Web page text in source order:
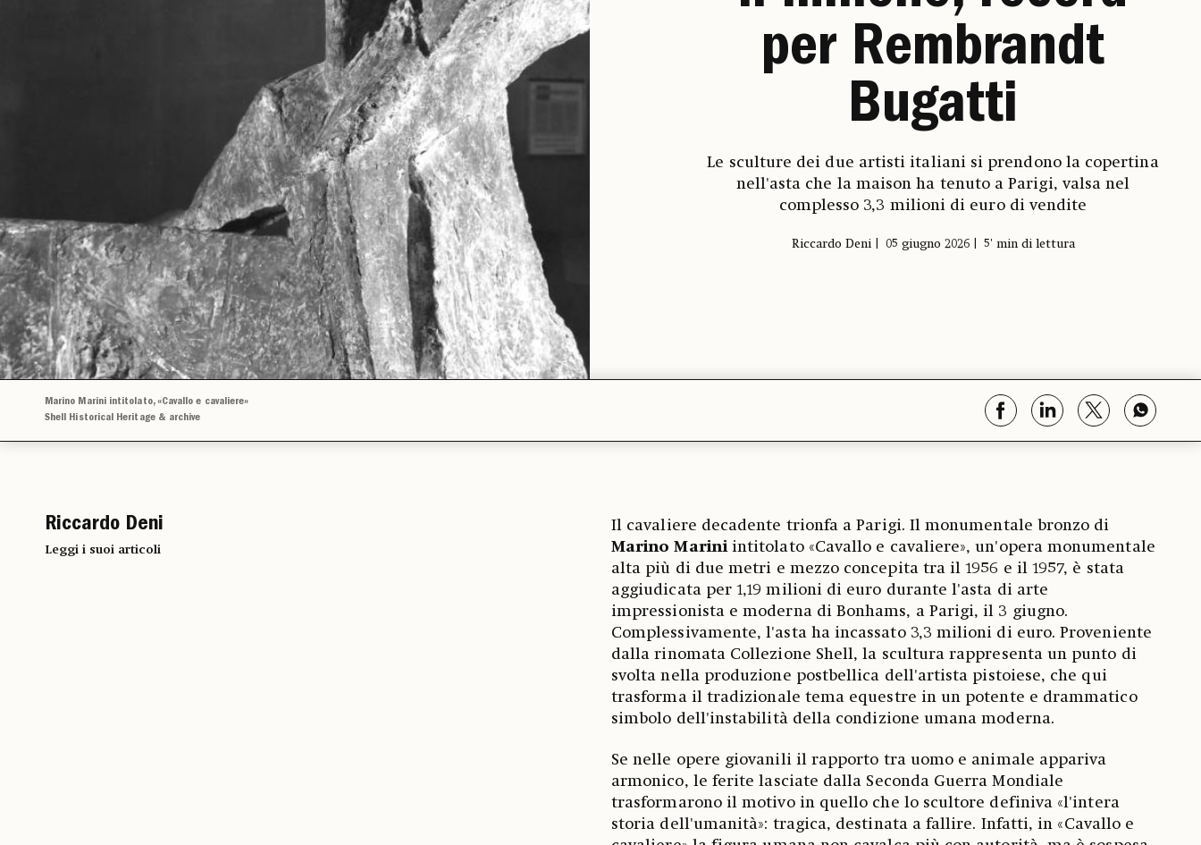
per Rembrandt
Bugatti
Le sculture dei due artisti italiani si prendono la copertina
nell'asta che la maison ha tenuto a Parigi, valsa nel
complesso 3,3 milioni di euro di vendite
Riccardo Deni 05 giugno 2026 5' min di lettura
Marino Marini intitolato, «Cavallo e cavaliere»
Shell Historical Heritage & archive
Riccardo Deni
Leggi i suoi articoli
Il cavaliere decadente trionfa a Parigi. Il monumentale bronzo di
Marino Mariniintitolato «Cavallo e cavaliere», un'opera monumentale
alta più di due metri e mezzo concepita tra il 1956 e il 1957, è stata
aggiudicata per 1,19 milioni di euro durante l'asta di arte
impressionista e moderna di Bonhams, a Parigi, il 3 giugno.
Complessivamente, l'asta ha incassato 3,3 milioni di euro. Proveniente
dalla rinomata Collezione Shell, la scultura rappresenta un punto di
svolta nella produzione postbellica dell'artista pistoiese, che qui
trasforma il tradizionale tema equestre in un potente e drammatico
simbolo dell'instabilità della condizione umana moderna.
Se nelle opere giovanili il rapporto tra uomo e animale appariva
armonico, le ferite lasciate dalla Seconda Guerra Mondiale
trasformarono il motivo in quello che lo scultore definiva «l'intera
storia dell'umanità»: tragica, destinata a fallire. Infatti, in «Cavallo e